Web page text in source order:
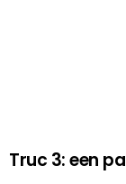
Truc 3: een